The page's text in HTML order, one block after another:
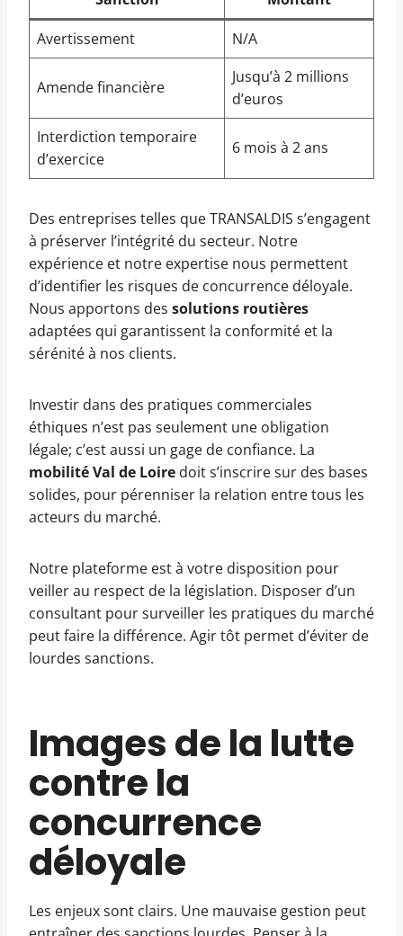
Avertissement
N/A
Amende financière
Jusqu’à 2 millions
d’euros
Interdiction temporaire
d’exercice
6 mois à 2 ans
Des entreprises telles que TRANSALDIS s’engagent
à préserver l’intégrité du secteur. Notre
expérience et notre expertise nous permettent
d’identifier les risques de concurrence déloyale.
Nous apportons des solutions routières
adaptées qui garantissent la conformité et la
sérénité à nos clients.
Investir dans des pratiques commerciales
éthiques n’est pas seulement une obligation
légale; c’est aussi un gage de confiance. La
mobilité Val de Loire doit s’inscrire sur des bases
solides, pour pérenniser la relation entre tous les
acteurs du marché.
Notre plateforme est à votre disposition pour
veiller au respect de la législation. Disposer d’un
consultant pour surveiller les pratiques du marché
peut faire la différence. Agir tôt permet d’éviter de
lourdes sanctions.
Images de la lutte
contre la
concurrence
déloyale
Les enjeux sont clairs. Une mauvaise gestion peut